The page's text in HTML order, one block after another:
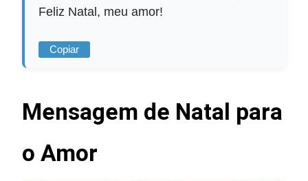
Feliz Natal, meu amor!
Copiar
Mensagem de Natal para
o Amor